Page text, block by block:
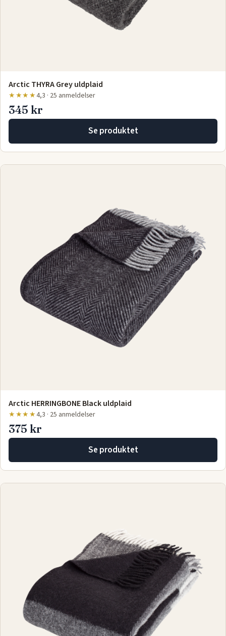
Arctic THYRA Grey uldplaid
★★★★4,3 · 25 anmeldelser
345 kr
Se produktet
Arctic HERRINGBONE Black uldplaid
★★★★4,3 · 25 anmeldelser
375 kr
Se produktet